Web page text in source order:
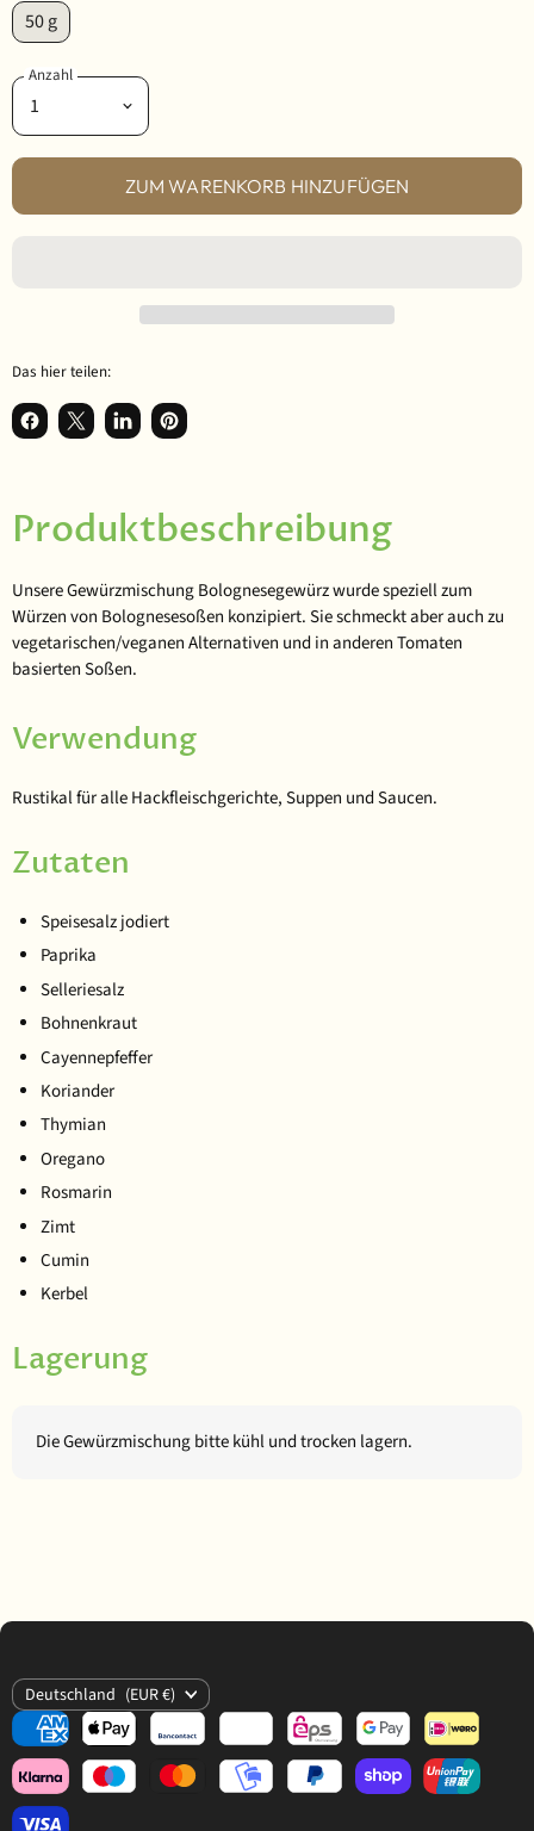
50 g
Anzahl
ZUM WARENKORB HINZUFÜGEN
Das hier teilen:
Auf Facebook teilen
Teilen auf XAuf LinkedIn teilen
Auf Pinterest anpinnen
Produktbeschreibung
Unsere Gewürzmischung Bolognesegewürz wurde speziell zum
Würzen von Bolognesesoßen konzipiert. Sie schmeckt aber auch zu
vegetarischen/veganen Alternativen und in anderen Tomaten
basierten Soßen.
Verwendung
Rustikal für alle Hackfleischgerichte, Suppen und Saucen.
Zutaten
Speisesalz jodiert
Paprika
Selleriesalz
Bohnenkraut
Cayennepfeffer
Koriander
Thymian
Oregano
Rosmarin
Zimt
Cumin
Kerbel
Lagerung
Die Gewürzmischung bitte kühl und trocken lagern.
Land
Deutschland (EUR €)